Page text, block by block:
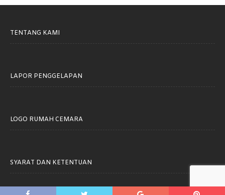
TENTANG KAMI
LAPOR PENGGELAPAN
LOGO RUMAH CEMARA
SYARAT DAN KETENTUAN
Rumah Cemara © 2021. All rights reserved.